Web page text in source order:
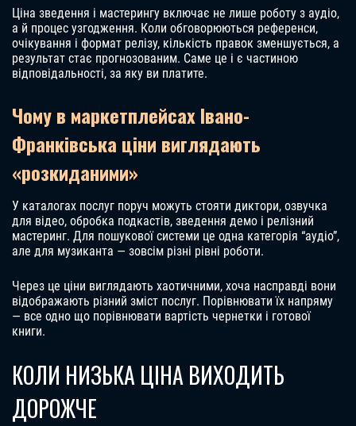
Ціна зведення і мастерингу включає не лише роботу з аудіо,
а й процес узгодження. Коли обговорюються референси,
очікування і формат релізу, кількість правок зменшується, а
результат стає прогнозованим. Саме це і є частиною
відповідальності, за яку ви платите.
Чому в маркетплейсах Івано-
Франківська ціни виглядають
«розкиданими»
У каталогах послуг поруч можуть стояти диктори, озвучка
для відео, обробка подкастів, зведення демо і релізний
мастеринг. Для пошукової системи це одна категорія “аудіо”,
але для музиканта — зовсім різні рівні роботи.
Через це ціни виглядають хаотичними, хоча насправді вони
відображають різний зміст послуг. Порівнювати їх напряму
— все одно що порівнювати вартість чернетки і готової
книги.
КОЛИ НИЗЬКА ЦІНА ВИХОДИТЬ
ДОРОЖЧЕ